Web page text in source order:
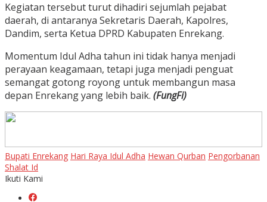
Kegiatan tersebut turut dihadiri sejumlah pejabat
daerah, di antaranya Sekretaris Daerah, Kapolres,
Dandim, serta Ketua DPRD Kabupaten Enrekang.
Momentum Idul Adha tahun ini tidak hanya menjadi
perayaan keagamaan, tetapi juga menjadi penguat
semangat gotong royong untuk membangun masa
depan Enrekang yang lebih baik. (FungFi)
Bupati Enrekang Hari Raya Idul Adha Hewan Qurban Pengorbanan
Shalat Id
Ikuti Kami